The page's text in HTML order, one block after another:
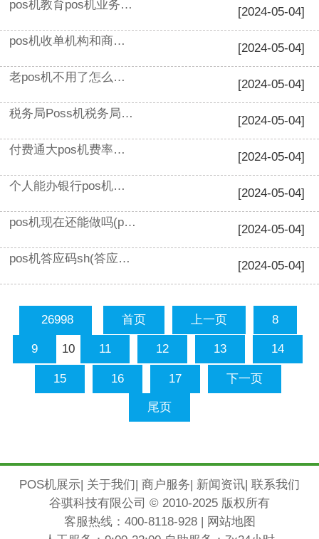
[2024-05-04]
pos机教育pos机业务员培训资料(有关pos机的专业知识)
[2024-05-04]
pos机收单机构和商户一样吗(个人pos机和商户pos机的区别)
[2024-05-04]
老pos机不用了怎么办(pos标准费率是多少)
[2024-05-04]
税务局Poss机税务局专用pos机(税控收款机和税控专用设备区别)
[2024-05-04]
付费通大pos机费率问题(点刷pos机费率多少)
[2024-05-04]
个人能办银行pos机吗(个人申请刷卡机)
[2024-05-04]
pos机现在还能做吗(pos机会被取代吗)
[2024-05-04]
pos机答应码sh(答应码06)
26998 首页 上一页 8
9 10 11 12 13 14
15 16 17 下一页
尾页
POS机展示| 关于我们| 商户服务| 新闻资讯| 联系我们
谷骐科技有限公司 © 2010-2025 版权所有
客服热线： 400-8118-928 | 网站地图